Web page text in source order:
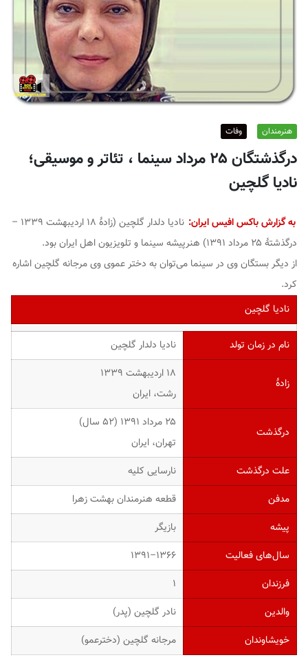
هنرمندان وفات
درگذشتگان ۲۵ مرداد سینما ، تئاتر و موسیقی؛
نادیا گلچین
به گزارش باکس افیس ایران:
نادیا دلدار گلچین (زادهٔ ۱۸ اردیبهشت ۱۳۳۹ –
درگذشتهٔ ۲۵ مرداد ۱۳۹۱) هنرپیشه سینما و تلویزیون اهل ایران بود.
از دیگر بستگان وی در سینما می‌توان به دختر عموی وی مرجانه گلچین اشاره
کرد.
نادیا گلچین
نام در زمان تولد نادیا دلدار گلچین
زادهٔ
۱۸ اردیبهشت ۱۳۳۹
رشت، ایران
درگذشت
۲۵ مرداد ۱۳۹۱ (۵۲ سال)
تهران، ایران
علت درگذشت
نارسایی کلیه
مدفن
قطعه هنرمندان بهشت زهرا
پیشه
بازیگر
سال‌های فعالیت
۱۳۶۶–۱۳۹۱
فرزندان
۱
والدین
نادر گلچین (پدر)
خویشاوندان
مرجانه گلچین (دخترعمو)